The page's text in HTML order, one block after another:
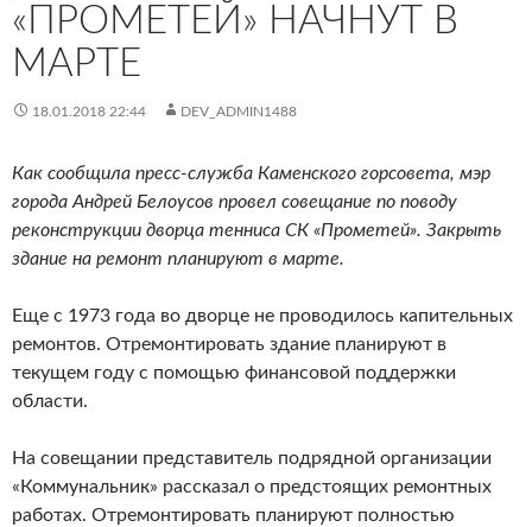
«ПРОМЕТЕЙ» НАЧНУТ В
МАРТЕ
18.01.2018 22:44 DEV_ADMIN1488
Как сообщила пресс-служба Каменского горсовета, мэр
города Андрей Белоусов провел совещание по поводу
реконструкции дворца тенниса СК «Прометей». Закрыть
здание на ремонт планируют в марте.
Еще с 1973 года во дворце не проводилось капительных
ремонтов. Отремонтировать здание планируют в
текущем году с помощью финансовой поддержки
области.
На совещании представитель подрядной организации
«Коммунальник» рассказал о предстоящих ремонтных
работах. Отремонтировать планируют полностью